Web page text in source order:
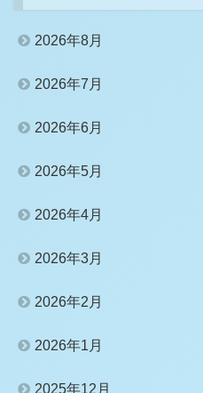
2026年8月
2026年7月
2026年6月
2026年5月
2026年4月
2026年3月
2026年2月
2026年1月
2025年12月